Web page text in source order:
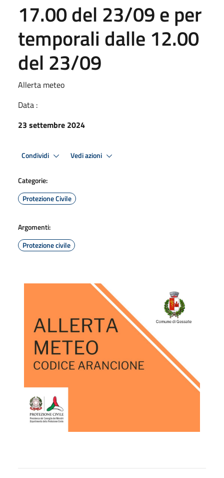
17.00 del 23/09 e per
temporali dalle 12.00
del 23/09
Allerta meteo
Data :
23 settembre 2024
Condividi Vedi azioni
Categorie:
Protezione Civile
Argomenti:
Protezione civile